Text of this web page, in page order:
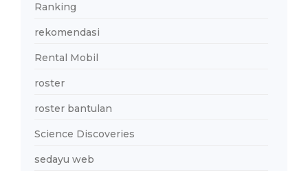
Ranking
rekomendasi
Rental Mobil
roster
roster bantulan
Science Discoveries
sedayu web